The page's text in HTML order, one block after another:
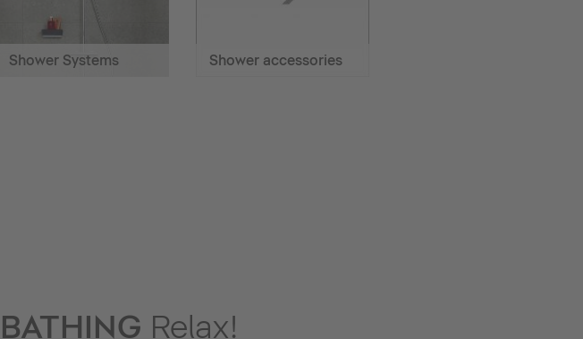
Shower Systems Shower accessories
BATHING Relax!